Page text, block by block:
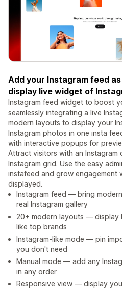
Add your Instagram feed
display live widget of
Instagram feed widget to boost
seamlessly integrating a live
modern layouts to display your
Instagram photos in one insta
with interactive popups for
Attract visitors with an Instagram
Instagram grid. Use the easy
instafeed and grow engagement
displayed.
Instagram feed — bring
real Instagram gallery
20+ modern layouts — display
like top brands
Instagram-like mode — pin
you don't need
Manual mode — add any
in any order
Responsive view — display